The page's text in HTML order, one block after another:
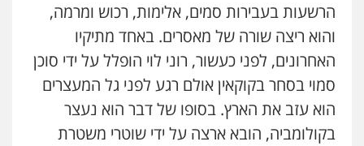
הרשעות בעבירות סמים, אלימות, רכוש ומרמה,
והוא ריצה שורה של מאסרים. באחד מתיקיו
האחרונים, לפני כעשור, רוני לוי הופלל על ידי סוכן
סמוי בסחר בקוקאין אולם רגע לפני גל המעצרים
הוא עזב את הארץ. בסופו של דבר הוא נעצר
בקולומביה, הובא ארצה על ידי שוטרי משטרת